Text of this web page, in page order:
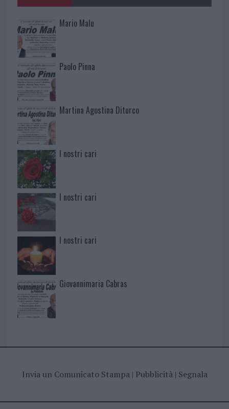
Mario Malu
Paolo Pinna
Martina Agostina Diturco
I nostri cari
I nostri cari
I nostri cari
Giovannimaria Cabras
Invia un Comunicato Stampa| Pubblicità| Segnala